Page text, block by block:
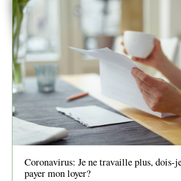
Coronavirus: Je ne travaille plus, dois-
payer mon loyer?